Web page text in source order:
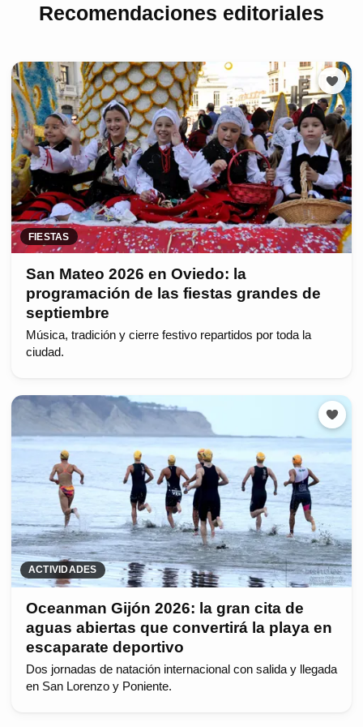
Recomendaciones editoriales
FIESTAS
San Mateo 2026 en Oviedo: la
programación de las fiestas grandes de
septiembre
Música, tradición y cierre festivo repartidos por toda la
ciudad.
ACTIVIDADES
Oceanman Gijón 2026: la gran cita de
aguas abiertas que convertirá la playa en
escaparate deportivo
Dos jornadas de natación internacional con salida y llegada
en San Lorenzo y Poniente.